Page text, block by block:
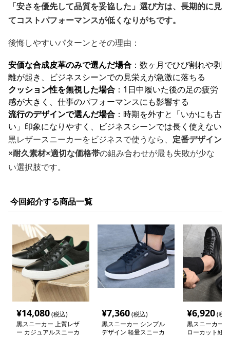
「安さを優先して品質を妥協した」選び方は、長期的に見
てコストパフォーマンスが低くなりがちです。
後悔しやすいパターンとその理由：
安価な合成皮革のみで選んだ場合 ：数ヶ月でひび割れや剥
離が起き、ビジネスシーンでの見栄えが急激に落ちる
クッション性を無視した場合 ：1日中履いた後の足の疲労
感が大きく、仕事のパフォーマンスにも影響する
流行のデザインで選んだ場合 ：時期を外すと「いかにも古
い」印象になりやすく、ビジネスシーンでは長く使えない
黒レザースニーカーをビジネスで使うなら、 定番デザイン
×耐久素材×適切な価格帯の組み合わせが最も失敗が少な
い選択肢です。
今回紹介する商品一覧
¥14,080(税込)
黒スニーカー 上質レザ
ー カジュアルスニーカ
¥7,360(税込)
黒スニーカー シンプル
デザイン 軽量スニーカ
¥6,920(税
黒スニーカー
ローカット紐